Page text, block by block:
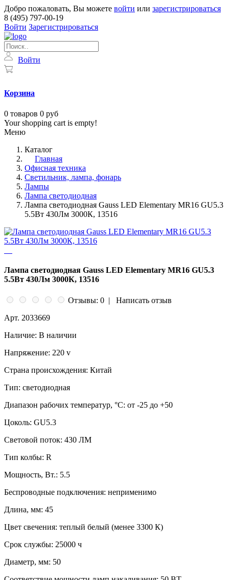
Добро пожаловать, Вы можете войти или зарегистрироваться
8 (495) 797-00-19
Войти Зарегистрироваться
Войти
Корзина
0 товаров 0 руб
Your shopping cart is empty!
Меню
Каталог
Главная
Офисная техника
Светильник, лампа, фонарь
Лампы
Лампа светодиодная
Лампа светодиодная Gauss LED Elementary MR16 GU5.3
5.5Вт 430Лм 3000К, 13516
Лампа светодиодная Gauss LED Elementary MR16 GU5.3
5.5Вт 430Лм 3000К, 13516
Отзывы: 0 |
Написать отзыв
Арт. 2033669
Наличие: В наличии
Напряжение: 220 v
Страна происхождения: Китай
Тип: светодиодная
Диапазон рабочих температур, °C: от -25 до +50
Цоколь: GU5.3
Световой поток: 430 ЛМ
Тип колбы: R
Мощность, Вт.: 5.5
Беспроводные подключения: неприменимо
Длина, мм: 45
Цвет свечения: теплый белый (менее 3300 К)
Срок службы: 25000 ч
Диаметр, мм: 50